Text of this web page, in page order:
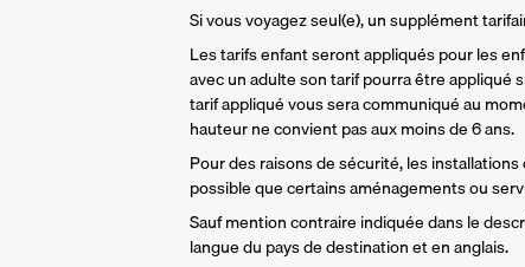
Si vous voyagez seul(e), un supplément
Les tarifs enfant seront appliqués pour les
avec un adulte son tarif pourra être appliqué
tarif appliqué vous sera communiqué au
hauteur ne convient pas aux moins de 6 ans.
Pour des raisons de sécurité, les
possible que certains aménagements ou
Sauf mention contraire indiquée dans le
langue du pays de destination et en anglais.